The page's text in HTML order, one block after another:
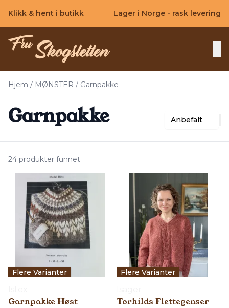
Klikk & hent i butikk Lager i Norge - rask levering
Hjem / MØNSTER / Garnpakke
Garnpakke Anbefalt
24 produkter funnet
Flere Varianter
Garnpakke Høst
Flere Varianter
Torhilds Flettegenser